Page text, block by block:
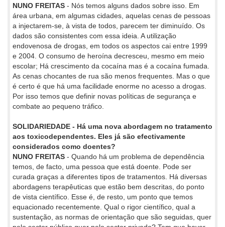
NUNO FREITAS - Nós temos alguns dados sobre isso. Em
área urbana, em algumas cidades, aquelas cenas de pessoas
a injectarem-se, à vista de todos, parecem ter diminuído. Os
dados são consistentes com essa ideia. A utilização
endovenosa de drogas, em todos os aspectos cai entre 1999
e 2004. O consumo de heroína decresceu, mesmo em meio
escolar; Há crescimento da cocaína mas é a cocaína fumada.
As cenas chocantes de rua são menos frequentes. Mas o que
é certo é que há uma facilidade enorme no acesso a drogas.
Por isso temos que definir novas políticas de segurança e
combate ao pequeno tráfico.
SOLIDARIEDADE - Há uma nova abordagem no tratamento
aos toxicodependentes. Eles já são efectivamente
considerados como doentes?
NUNO FREITAS - Quando há um problema de dependência
temos, de facto, uma pessoa que está doente. Pode ser
curada graças a diferentes tipos de tratamentos. Há diversas
abordagens terapêuticas que estão bem descritas, do ponto
de vista científico. Esse é, de resto, um ponto que temos
equacionado recentemente. Qual o rigor científico, qual a
sustentação, as normas de orientação que são seguidas, quer